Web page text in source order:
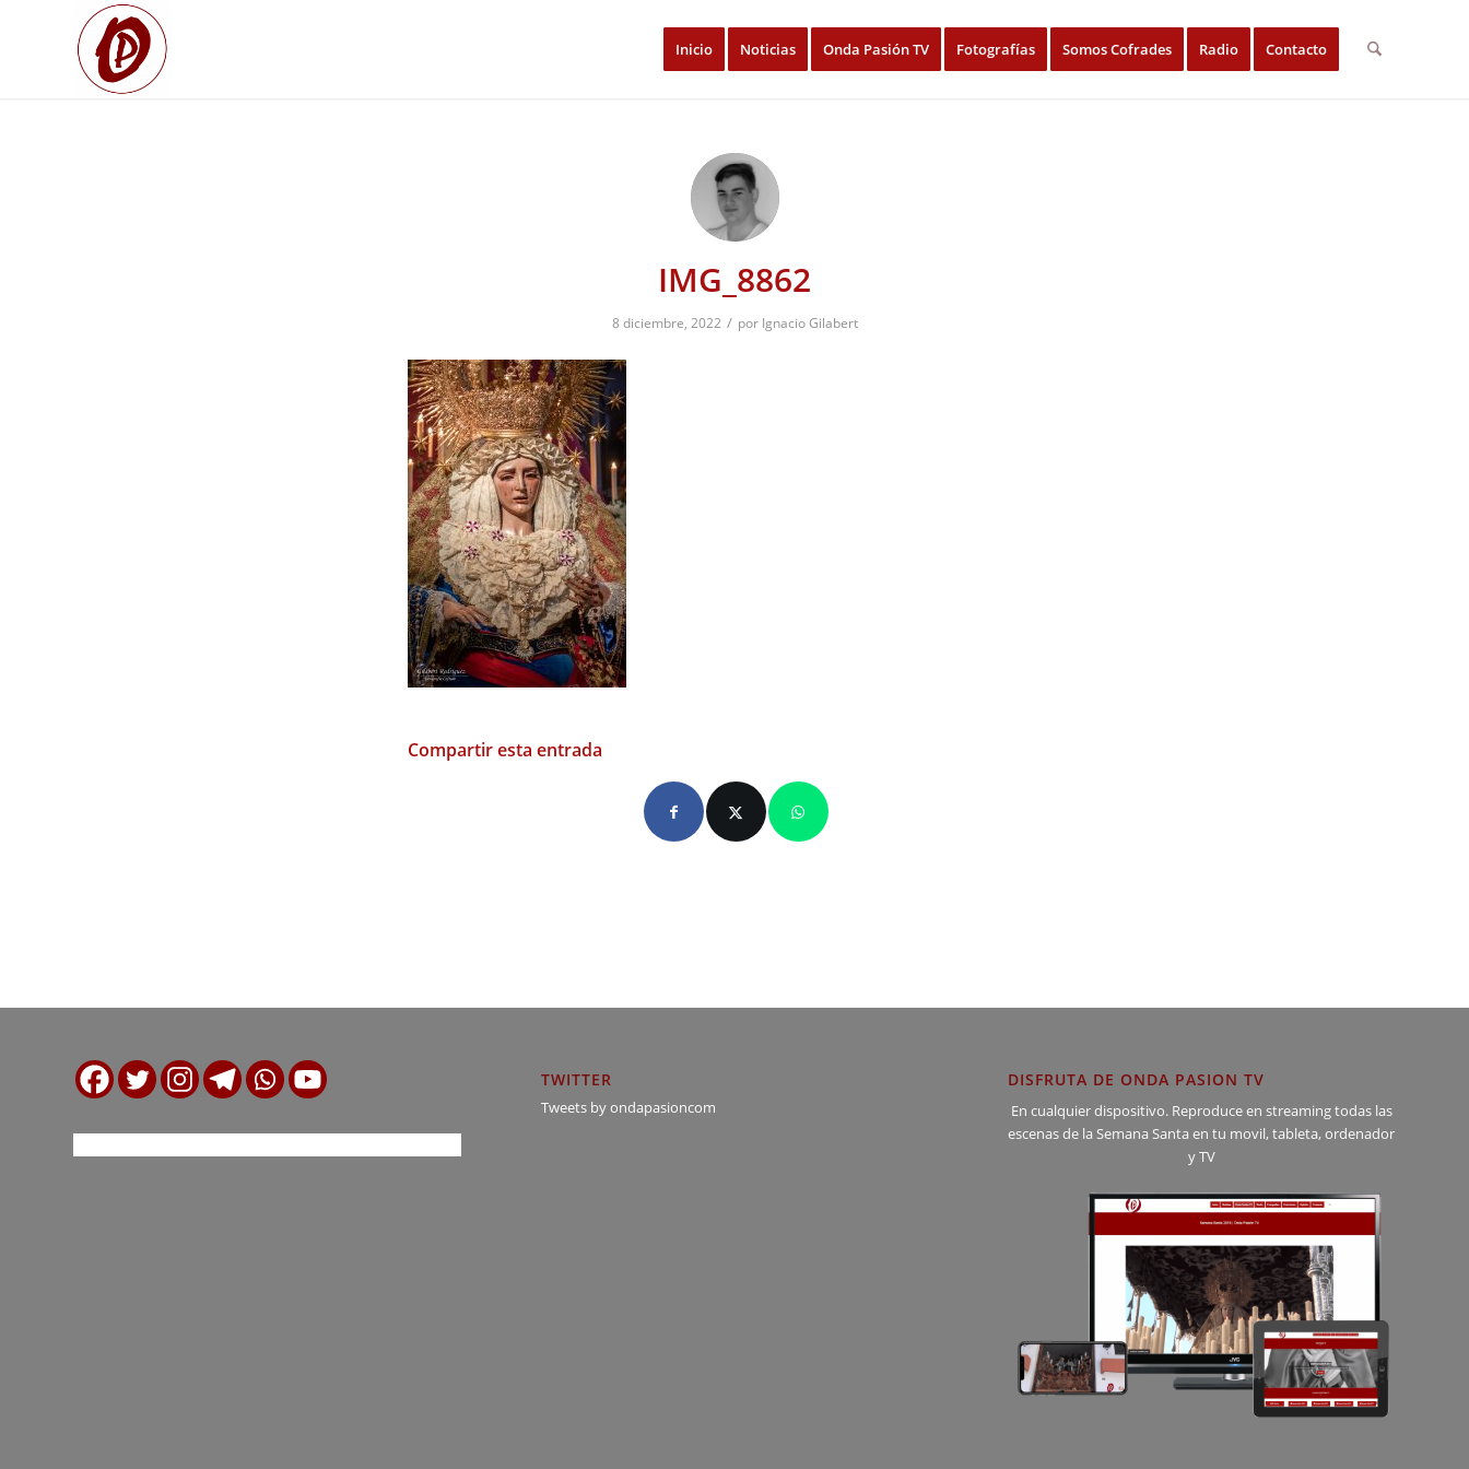
Inicio Noticias Onda Pasión TV Fotografías Somos Cofrades Radio Contacto
IMG_8862
8 diciembre, 2022 / por Ignacio Gilabert
Compartir esta entrada
TWITTER
Tweets by ondapasioncom
DISFRUTA DE ONDA PASION TV
En cualquier dispositivo. Reproduce en streaming todas las
escenas de la Semana Santa en tu movil, tableta, ordenador
y TV